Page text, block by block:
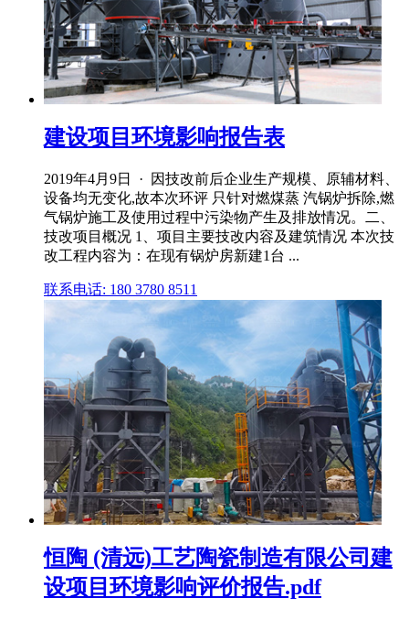
建设项目环境影响报告表
2019年4月9日 · 因技改前后企业生产规模、原辅材料、
设备均无变化,故本次环评 只针对燃煤蒸 汽锅炉拆除,燃
气锅炉施工及使用过程中污染物产生及排放情况。二、
技改项目概况 1、项目主要技改内容及建筑情况 本次技
改工程内容为：在现有锅炉房新建1台 ...
联系电话: 180 3780 8511
恒陶 (清远)工艺陶瓷制造有限公司建
设项目环境影响评价报告.pdf